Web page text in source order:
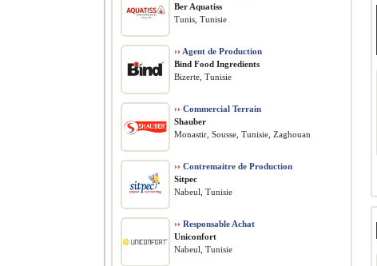
Ber Aquatiss
Tunis, Tunisie
›› Agent de Production
Bind Food Ingredients
Bizerte, Tunisie
›› Commercial Terrain
Shauber
Monastir, Sousse, Tunisie, Zaghouan
›› Contremaitre de Production
Sitpec
Nabeul, Tunisie
›› Responsable Achat
Uniconfort
Nabeul, Tunisie